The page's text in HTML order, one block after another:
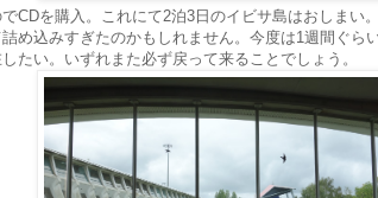
CDを購入。これにて2泊3日のイビサ島はおしまい
詰め込みすぎたのかもしれません。今度は1週間ぐら
たい。いずれまた必ず戻って来ることでしょう。